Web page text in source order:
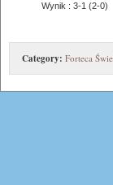
Wynik : 3-1 (2-0)
Category: Forteca